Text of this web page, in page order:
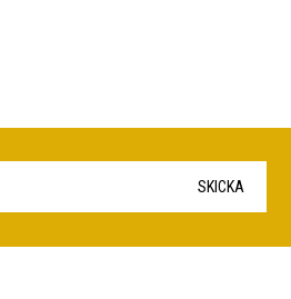
SKICKA